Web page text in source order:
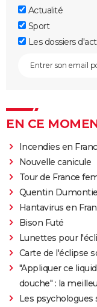
Actualité
Sport
Les dossiers
EN CE
Incendies en
Nouvelle canicule
Tour de France
Quentin
Hantavirus en
Bison Futé
Lunettes pour
Carte de l'éclipse
"Appliquer ce
douche" : la
Les psychologues